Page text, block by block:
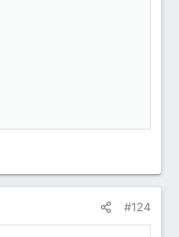
#124